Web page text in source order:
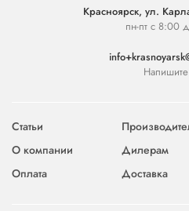
Красноярск, ул.
пн-пт с 8:00
Статьи
О компании
Дилерам
Оплата
Доставка